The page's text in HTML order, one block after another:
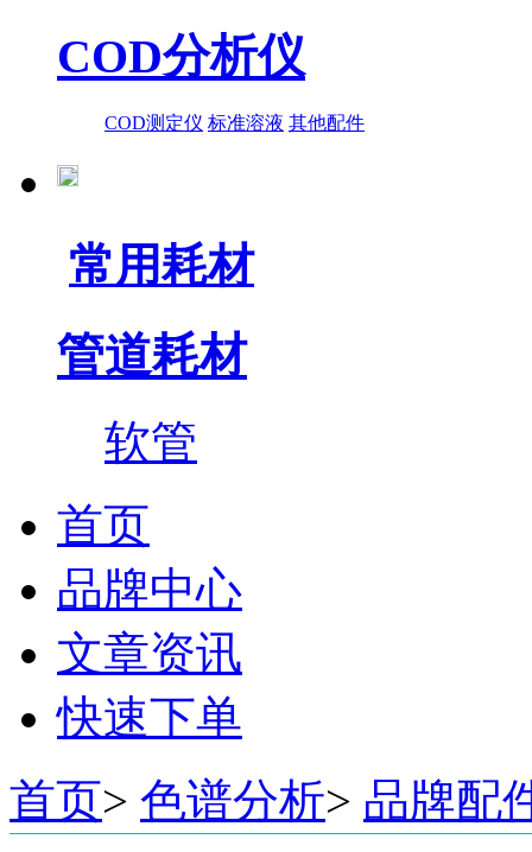
COD分析仪
COD测定仪 标准溶液 其他配件
常用耗材
管道耗材
软管
首页
品牌中心
文章资讯
快速下单
首页> 色谱分析> 品牌配